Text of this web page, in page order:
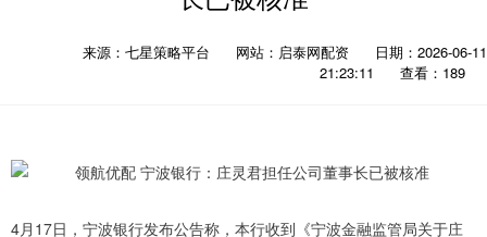
来源：七星策略平台 网站：启泰网配资
日期：2026-06-11
21:23:11
查看：189
4月17日，宁波银行发布公告称，本行收到《宁波金融监管局关于庄